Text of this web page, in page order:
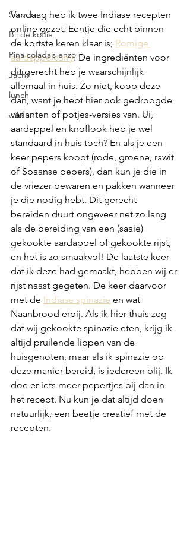
Sauzen
Bij de koffie
Pina colada’s enzo
Jacht
lunch
wild
Vandaag heb ik twee Indiase recepten
online gezet. Eentje die echt binnen
de kortste keren klaar is; Romige
aardappelcurry. De ingrediënten voor
dit gerecht heb je waarschijnlijk
allemaal in huis. Zo niet, koop deze
dan, want je hebt hier ook gedroogde
varianten of potjes-versies van. Ui,
aardappel en knoflook heb je wel
standaard in huis toch? En als je een
keer pepers koopt (rode, groene, rawit
of Spaanse pepers), dan kun je die in
de vriezer bewaren en pakken wanneer
je die nodig hebt. Dit gerecht
bereiden duurt ongeveer net zo lang
als de bereiding van een (saaie)
gekookte aardappel of gekookte rijst,
en het is zo smaakvol! De laatste keer
dat ik deze had gemaakt, hebben wij er
rijst naast gegeten. De keer daarvoor
met de Indiase spinazie en wat
Naanbrood erbij. Als ik hier thuis zeg
dat wij gekookte spinazie eten, krijg ik
altijd pruilende lippen van de
huisgenoten, maar als ik spinazie op
deze manier bereid, is iedereen blij. Ik
doe er iets meer pepertjes bij dan in
het recept. Nu kun je dat altijd doen
natuurlijk, een beetje creatief met de
recepten.